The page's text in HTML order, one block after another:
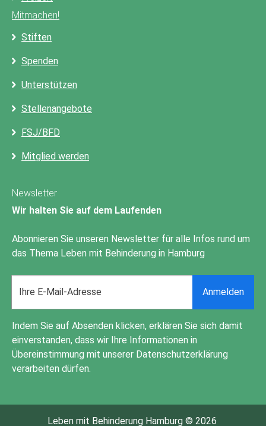
Mitmachen!
Stiften
Spenden
Unterstützen
Stellenangebote
FSJ/BFD
Mitglied werden
Newsletter
Wir halten Sie auf dem Laufenden
Abonnieren Sie unseren Newsletter für alle Infos rund um
das Thema Leben mit Behinderung in Hamburg
address
Anmelden
Indem Sie auf Absenden klicken, erklären Sie sich damit
einverstanden, dass wir Ihre Informationen in
Übereinstimmung mit unserer Datenschutzerklärung
verarbeiten dürfen.
Leben mit Behinderung Hamburg © 2026